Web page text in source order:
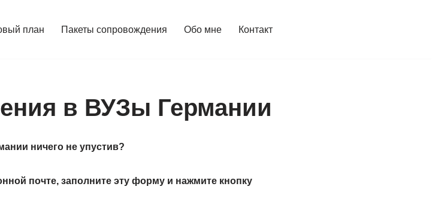
план Пакеты сопровождения Обо мне Контакт
в ВУЗы Германии
ничего не упустив?
почте, заполните эту форму и нажмите кнопку